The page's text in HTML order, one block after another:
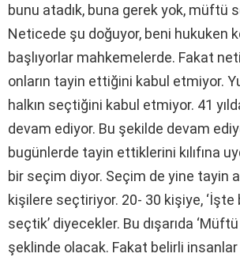
bunu atadık, buna gerek yok, müftü
Neticede şu doğuyor, beni hukuken
başlıyorlar mahkemelerde. Fakat
onların tayin ettiğini kabul etmiyor.
halkın seçtiğini kabul etmiyor. 41
devam ediyor. Bu şekilde devam
bugünlerde tayin ettiklerini kılıfına
bir seçim diyor. Seçim de yine tayin
kişilere seçtiriyor. 20- 30 kişiye,
seçtik’ diyecekler. Bu dışarıda
şeklinde olacak. Fakat belirli